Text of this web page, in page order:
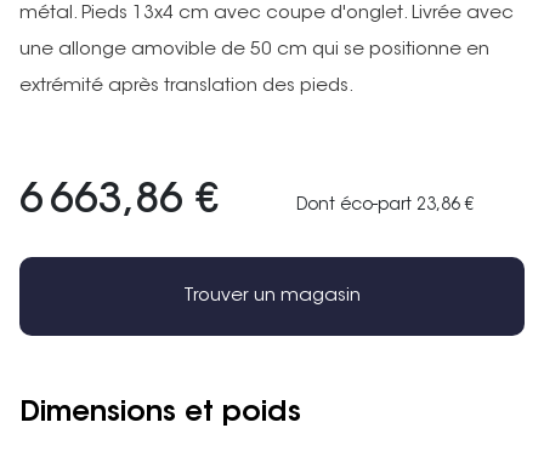
métal. Pieds 13x4 cm avec coupe d'onglet. Livrée avec
une allonge amovible de 50 cm qui se positionne en
extrémité après translation des pieds.
6 663,86 € Dont éco-part 23,86 €
Trouver un magasin
Dimensions et poids